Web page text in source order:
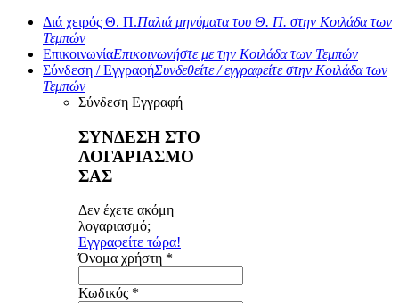
Διά χειρός Θ. Π.Παλιά μηνύματα του Θ. Π. στην Κοιλάδα των
Τεμπών
ΕπικοινωνίαΕπικοινωνήστε με την Κοιλάδα των Τεμπών
Σύνδεση / ΕγγραφήΣυνδεθείτε / εγγραφείτε στην Κοιλάδα των
Τεμπών
Σύνδεση Εγγραφή
ΣΥΝΔΕΣΗ ΣΤΟ
ΛΟΓΑΡΙΑΣΜΟ
ΣΑΣ
Δεν έχετε ακόμη
λογαριασμό;
Εγγραφείτε τώρα!
Όνομα χρήστη *
Κωδικός *